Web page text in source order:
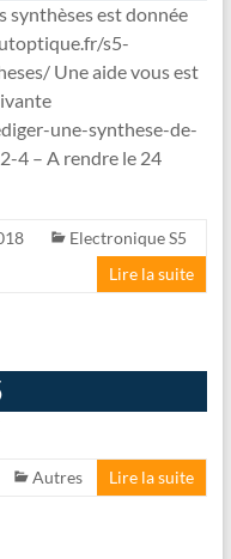
synthèses est donnée
s5-
Une aide vous est
une-synthese-de-
4 – A rendre le 24
Electronique S5
Lire la suite
Autres Lire la suite